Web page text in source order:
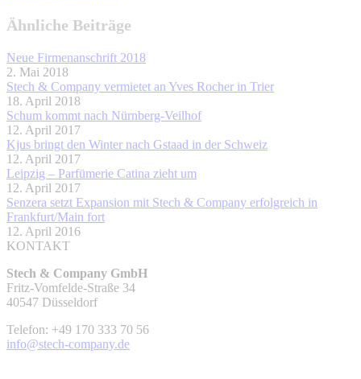
Ähnliche Beiträge
Neue Firmenanschrift 2018
2. Mai 2018
Stech & Company vermietet an Yves Rocher in Trier
18. April 2018
Schum kommt nach Nürnberg-Veilhof
12. April 2017
Kjus bringt den Winter nach Gstaad in der Schweiz
12. April 2017
Leipzig – Parfümerie Catina zieht um
12. April 2017
Senzera setzt Expansion mit Stech & Company erfolgreich in
Frankfurt/Main fort
12. April 2016
KONTAKT
Stech & Company GmbH
Fritz-Vomfelde-Straße 34
40547 Düsseldorf
Telefon: +49 170 333 70 56
info@stech-company.de